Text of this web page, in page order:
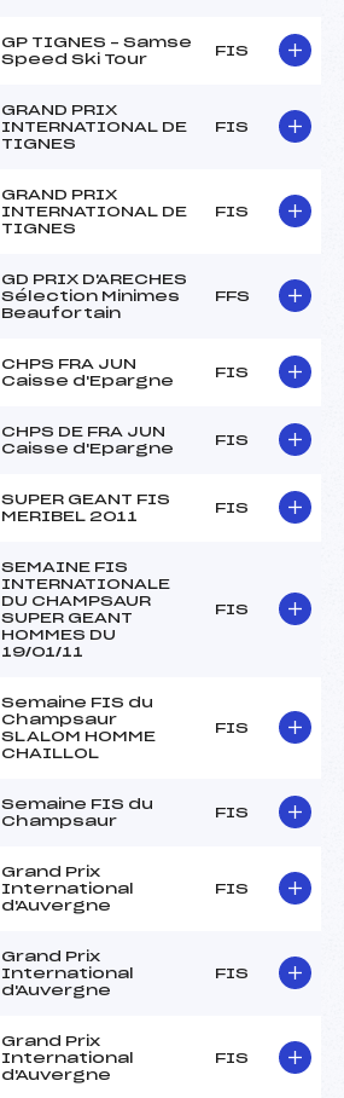
GP TIGNES – Samse
Speed Ski Tour
FIS
GRAND PRIX
INTERNATIONAL DE
TIGNES
FIS
GRAND PRIX
INTERNATIONAL DE
TIGNES
FIS
GD PRIX D'ARECHES
Sélection Minimes
Beaufortain
FFS
CHPS FRA JUN
Caisse d'Epargne
FIS
CHPS DE FRA JUN
Caisse d'Epargne
FIS
SUPER GEANT FIS
MERIBEL 2011
FIS
SEMAINE FIS
INTERNATIONALE
DU CHAMPSAUR
SUPER GEANT
HOMMES DU
19/01/11
FIS
Semaine FIS du
Champsaur
SLALOM HOMME
CHAILLOL
FIS
Semaine FIS du
Champsaur
FIS
Grand Prix
International
d'Auvergne
FIS
Grand Prix
International
d'Auvergne
FIS
Grand Prix
International
d'Auvergne
FIS